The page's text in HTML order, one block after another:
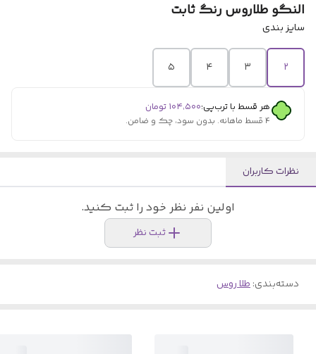
النگو طلاروس رنگ ثابت
سایز بندی
۲ ۳ ۴ ۵
هر قسط با ترب‌پی:۱۰۴٬۵۰۰ تومان
۴ قسط ماهانه. بدون سود، چک و ضامن.
نظرات کاربران
اولین نفر نظر خود را ثبت کنید.
ثبت نظر
دسته‌بندی:طلا روس